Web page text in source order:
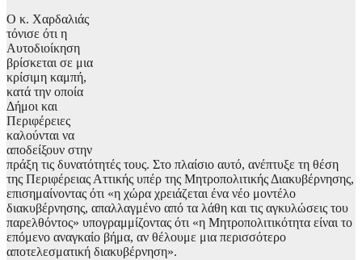
Ο κ. Χαρδαλιάς
τόνισε ότι η
Αυτοδιοίκηση
βρίσκεται σε μια
κρίσιμη καμπή,
κατά την οποία
Δήμοι και
Περιφέρειες
καλούνται να
αποδείξουν στην
πράξη τις δυνατότητές τους. Στο πλαίσιο αυτό, ανέπτυξε τη θέση
της Περιφέρειας Αττικής υπέρ της Μητροπολιτικής Διακυβέρνησης,
επισημαίνοντας ότι «η χώρα χρειάζεται ένα νέο μοντέλο
διακυβέρνησης, απαλλαγμένο από τα λάθη και τις αγκυλώσεις του
παρελθόντος» υπογραμμίζοντας ότι «η Μητροπολιτικότητα είναι το
επόμενο αναγκαίο βήμα, αν θέλουμε μια περισσότερο
αποτελεσματική διακυβέρνηση».